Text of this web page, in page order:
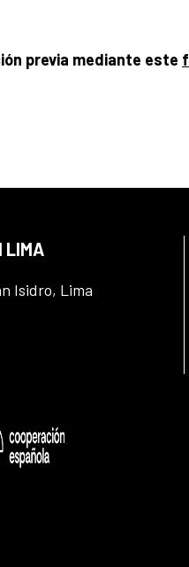
previa mediante este
LIMA
Isidro, Lima